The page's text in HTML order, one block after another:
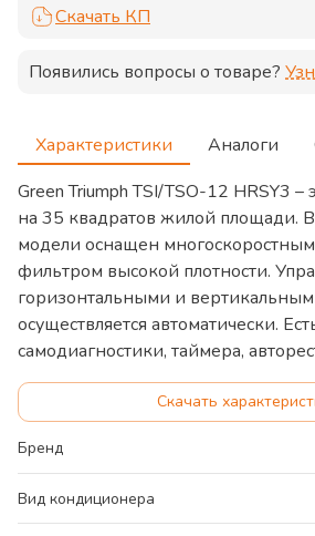
Скачать КП
Появились вопросы о товаре?
Характеристики Аналоги
Green Triumph TSI/TSO-12 HRSY3 –
на 35 квадратов жилой площади.
модели оснащен
фильтром высокой плотности.
горизонтальными и
осуществляется автоматически.
самодиагностики, таймера,
Скачать
Бренд
Вид кондиционера